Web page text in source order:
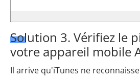
Solution 3. Vérifiez le
votre appareil mobile
Il arrive qu'iTunes ne